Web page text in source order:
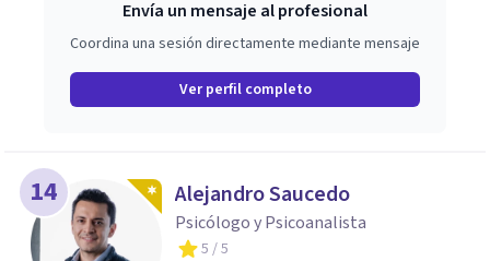
Envía un mensaje al profesional
Coordina una sesión directamente mediante mensaje
Ver perfil completo
14 Alejandro Saucedo
Psicólogo y Psicoanalista
5 / 5